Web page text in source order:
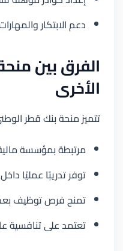
دعم الابتكار
الأخرى
تتميز منحة بنك قطر
مرتبطة بمؤسسة
توفر تدريبًا عمليًا
تمنح فرص توظيف بعد
تعتمد على تنافسية